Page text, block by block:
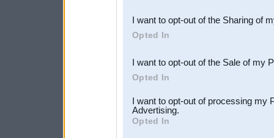
Downstream Participants
third parties.
I want to opt-out of the Sharing of
Opted In
I want to opt-out of the Sale of my
Opted In
I want to opt-out of processing my
Advertising.
Opted In